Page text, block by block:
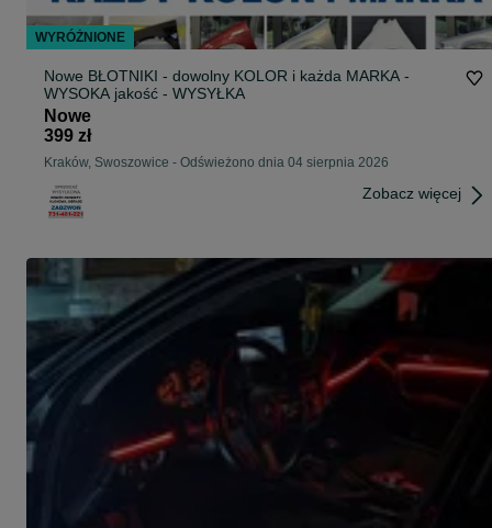
Nowe BŁOTNIKI - dowolny KOLOR i każda MARKA -
WYSOKA jakość - WYSYŁKA
Nowe
399 zł
Kraków, Swoszowice - Odświeżono dnia 04 sierpnia 2026
Zobacz więcej
WYRÓŻNIONE